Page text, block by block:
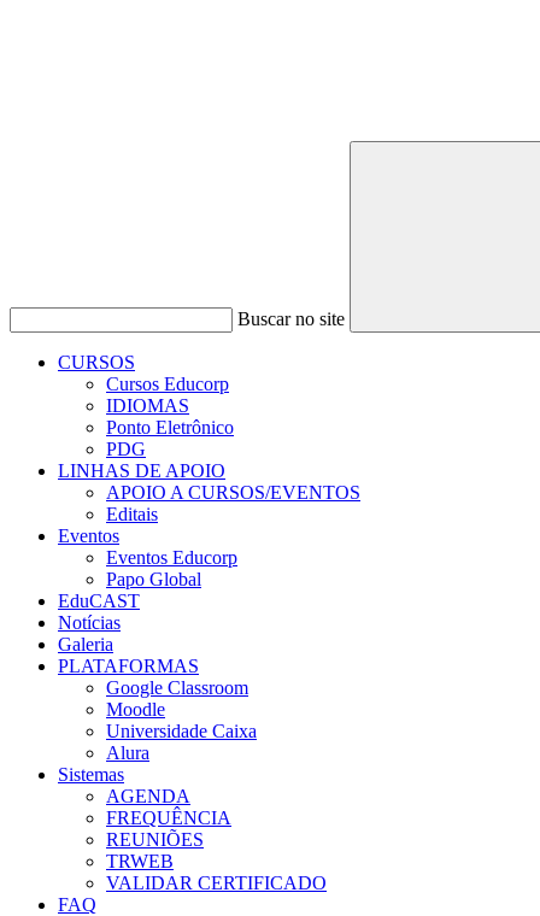
Buscar no site
CURSOS
Cursos Educorp
IDIOMAS
Ponto Eletrônico
PDG
LINHAS DE APOIO
APOIO A CURSOS/EVENTOS
Editais
Eventos
Eventos Educorp
Papo Global
EduCAST
Notícias
Galeria
PLATAFORMAS
Google Classroom
Moodle
Universidade Caixa
Alura
Sistemas
AGENDA
FREQUÊNCIA
REUNIÕES
TRWEB
VALIDAR CERTIFICADO
FAQ